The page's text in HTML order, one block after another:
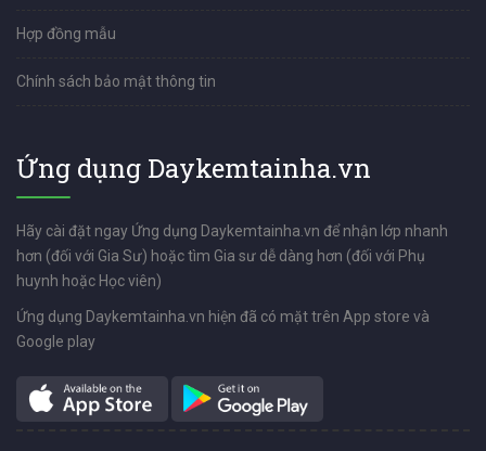
Hợp đồng mẫu
Chính sách bảo mật thông tin
Ứng dụng Daykemtainha.vn
Hãy cài đặt ngay Ứng dụng Daykemtainha.vn để nhận lớp nhanh
hơn (đối với Gia Sư) hoặc tìm Gia sư dễ dàng hơn (đối với Phụ
huynh hoặc Học viên)
Ứng dụng Daykemtainha.vn hiện đã có mặt trên App store và
Google play